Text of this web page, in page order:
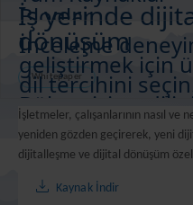
Bloglar
Müşteri Başarı
Çözüm
Vebinarlar
Whitepaper
İnceleme
geliştirmek için
dil tercihini
Bölgenizi ve
değiştirin
Asia-Pacific and India
Europe and Southern Africa
Latin America
İş yerinde
dönüşüm
Whitepaper
İşletmeler, çalışanlarının nasıl ve
yeniden gözden geçirerek, yeni
dijitalleşme ve dijital dönüşüm
Kaynak İndir